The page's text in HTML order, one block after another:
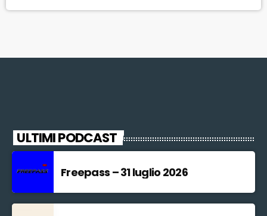
ULTIMI PODCAST
Freepass – 31 luglio 2026